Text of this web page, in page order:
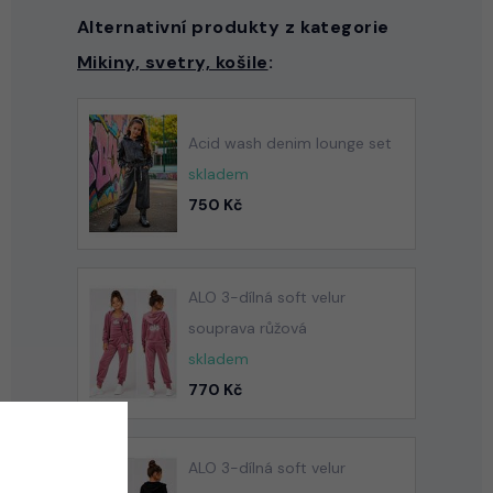
Alternativní produkty z kategorie
Mikiny, svetry, košile:
Acid wash denim lounge set
skladem
750 Kč
ALO 3-dílná soft velur
souprava růžová
skladem
770 Kč
ALO 3-dílná soft velur